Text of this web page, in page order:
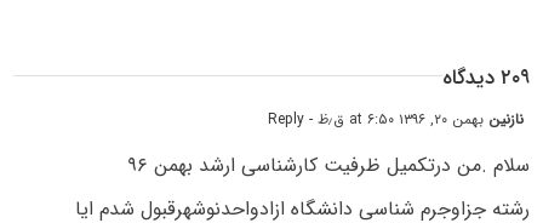
۲۰۹ دیدگاه
نازنین بهمن ۲۰, ۱۳۹۶ at ۶:۵۰ ق٫ظ - Reply
سلام .من درتکمیل ظرفیت کارشناسی ارشد بهمن ۹۶
رشته جزاوجرم شناسی دانشگاه ازادواحدنوشهرقبول شدم ایا